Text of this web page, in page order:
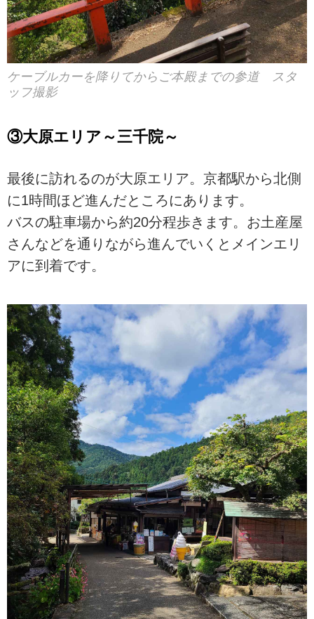
ケーブルカーを降りてからご本殿までの参道 スタ
ッフ撮影
③大原エリア～三千院～
最後に訪れるのが大原エリア。京都駅から北側
に1時間ほど進んだところにあります。
バスの駐車場から約20分程歩きます。お土産屋
さんなどを通りながら進んでいくとメインエリ
アに到着です。